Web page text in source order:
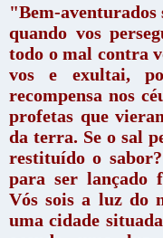
"Bem-aventurados
quando vos
todo o mal contra
vos e exultai,
recompensa nos
profetas que
da terra. Se o sal
restituído o
para ser lançado
Vós sois a luz do
uma cidade